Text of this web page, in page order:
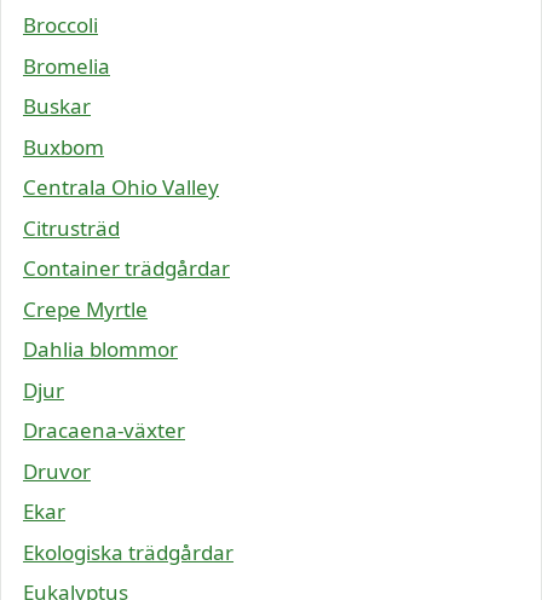
Broccoli
Bromelia
Buskar
Buxbom
Centrala Ohio Valley
Citrusträd
Container trädgårdar
Crepe Myrtle
Dahlia blommor
Djur
Dracaena-växter
Druvor
Ekar
Ekologiska trädgårdar
Eukalyptus